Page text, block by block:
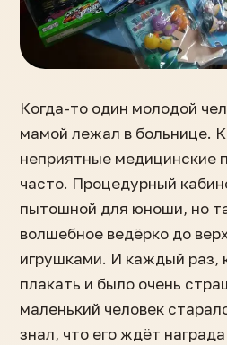
Когда-то один молодой
мамой лежал в больнице.
неприятные медицинские
часто. Процедурный
пытошной для юноши, но
волшебное ведёрко до
игрушками. И каждый раз,
плакать и было очень
маленький человек
знал, что его ждёт